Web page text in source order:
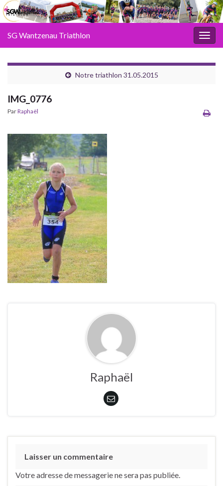
SG Wantzenau Triathlon
Notre triathlon 31.05.2015
IMG_0776
ParRaphaël
Raphaël
Laisser un commentaire
Votre adresse de messagerie ne sera pas publiée.